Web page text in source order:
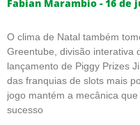
Fabian Marambio 16 de
O clima de Natal também
Greentube, divisão interativa
lançamento de Piggy Prizes
das franquias de slots mais
jogo mantém a mecânica
sucesso